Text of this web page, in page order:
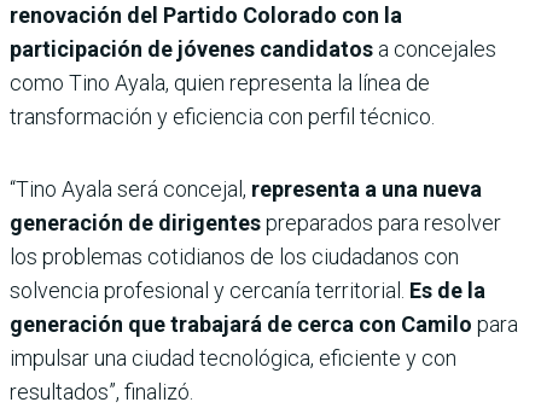
renovación del Partido Colorado con la
participación de jóvenes candidatos a concejales
como Tino Ayala, quien representa la línea de
transformación y eficiencia con perfil técnico.
“Tino Ayala será concejal, representa a una nueva
generación de dirigentespreparados para resolver
los problemas cotidianos de los ciudadanos con
solvencia profesional y cercanía territorial. Es de la
generación que trabajará de cerca con Camilo para
impulsar una ciudad tecnológica, eficiente y con
resultados”, finalizó.